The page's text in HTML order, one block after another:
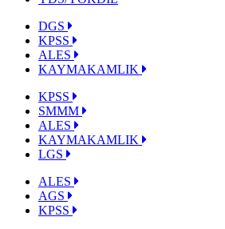
DGS
KPSS
ALES
KAYMAKAMLIK
KPSS
SMMM
ALES
KAYMAKAMLIK
LGS
ALES
AGS
KPSS